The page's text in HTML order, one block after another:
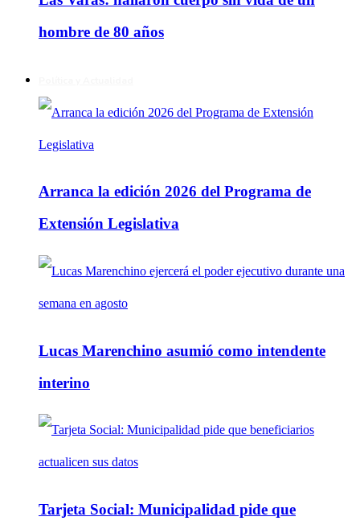
hombre de 80 años
Arranca la edición 2026 del Programa de
Extensión Legislativa
Lucas Marenchino asumió como intendente
interino
Tarjeta Social: Municipalidad pide que